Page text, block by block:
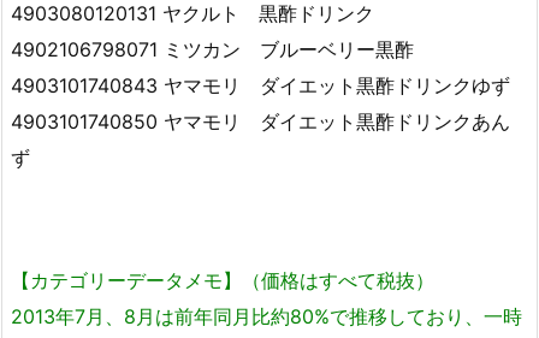
4903080120131 ヤクルト 黒酢ドリンク
4902106798071 ミツカン ブルーベリー黒酢
4903101740843 ヤマモリ ダイエット黒酢ドリンクゆず
4903101740850 ヤマモリ ダイエット黒酢ドリンクあん
ず
【カテゴリーデータメモ】（価格はすべて税抜）
2013年7月、8月は前年同月比約80%で推移しており、一時